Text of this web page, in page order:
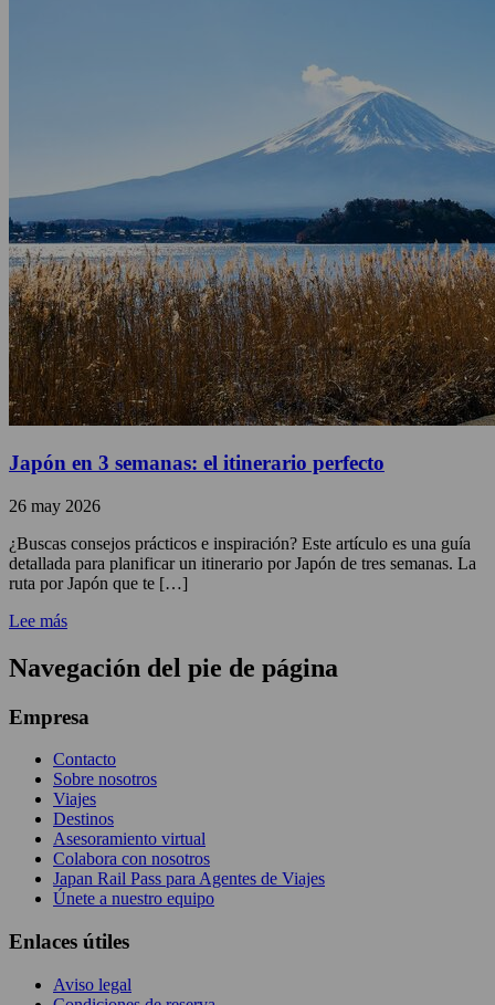
Japón en 3 semanas: el itinerario perfecto
26 may 2026
¿Buscas consejos prácticos e inspiración? Este artículo es una guía
detallada para planificar un itinerario por Japón de tres semanas. La
ruta por Japón que te […]
Lee más
Navegación del pie de página
Empresa
Contacto
Sobre nosotros
Viajes
Destinos
Asesoramiento virtual
Colabora con nosotros
Japan Rail Pass para Agentes de Viajes
Únete a nuestro equipo
Enlaces útiles
Aviso legal